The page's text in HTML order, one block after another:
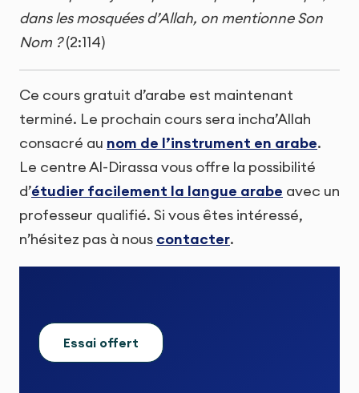
dans les mosquées d’Allah, on mentionne Son
Nom ?(2:114)
Ce cours gratuit d’arabe est maintenant
terminé. Le prochain cours sera incha’Allah
consacré au nom de l’instrument en arabe.
Le centre Al-Dirassa vous offre la possibilité
d’étudier facilement la langue arabe avec un
professeur qualifié. Si vous êtes intéressé,
n’hésitez pas à nous contacter.
Essai offert